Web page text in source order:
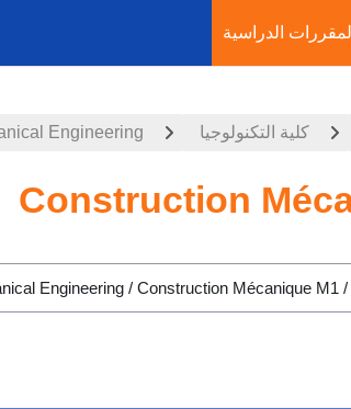
المقررات الدراسية
كلية التكنولوجيا Engineering
Construction